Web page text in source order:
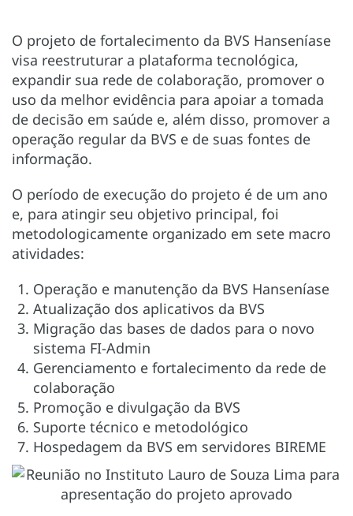
O projeto de fortalecimento da BVS Hanseníase
visa reestruturar a plataforma tecnológica,
expandir sua rede de colaboração, promover o
uso da melhor evidência para apoiar a tomada
de decisão em saúde e, além disso, promover a
operação regular da BVS e de suas fontes de
informação.
O período de execução do projeto é de um ano
e, para atingir seu objetivo principal, foi
metodologicamente organizado em sete macro
atividades:
Operação e manutenção da BVS Hanseníase
Atualização dos aplicativos da BVS
Migração das bases de dados para o novo
sistema FI-Admin
Gerenciamento e fortalecimento da rede de
colaboração
Promoção e divulgação da BVS
Suporte técnico e metodológico
Hospedagem da BVS em servidores BIREME